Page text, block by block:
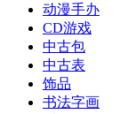
动漫手办
CD游戏
中古包
中古表
饰品
书法字画